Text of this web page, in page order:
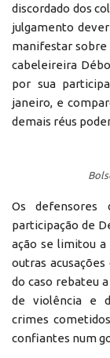
discordado dos
julgamento
manifestar sobre
cabeleireira
por sua
janeiro, e
demais réus
Os defensores
participação de
ação se limitou a
outras
do caso rebateu
de violência e
crimes
confiantes num